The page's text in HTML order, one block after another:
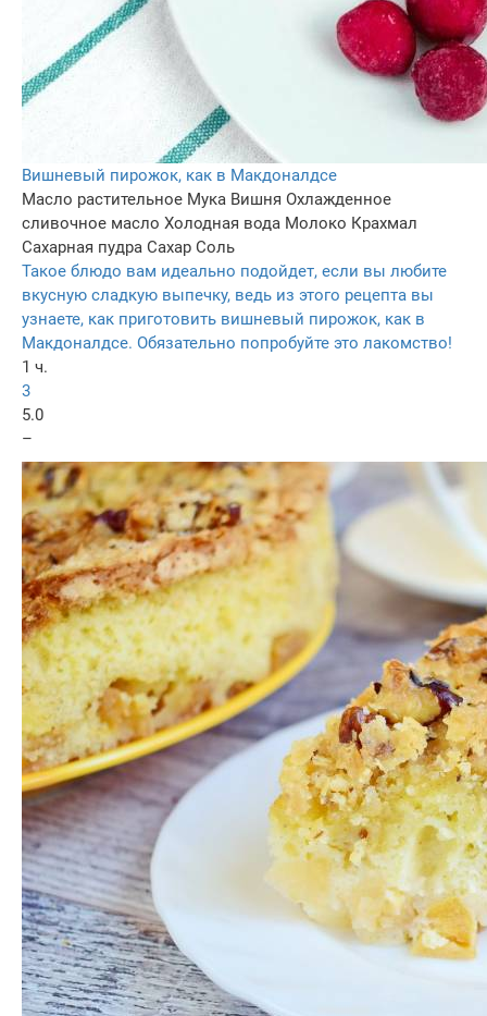
Вишневый пирожок, как в Макдоналдсе
Масло растительное Мука Вишня Охлажденное
сливочное масло Холодная вода Молоко Крахмал
Сахарная пудра Сахар Соль
Такое блюдо вам идеально подойдет, если вы любите
вкусную сладкую выпечку, ведь из этого рецепта вы
узнаете, как приготовить вишневый пирожок, как в
Макдоналдсе. Обязательно попробуйте это лакомство!
1 ч.
3
5.0
–